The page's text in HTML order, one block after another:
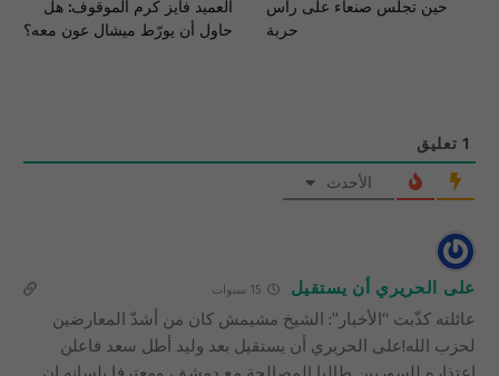
حين تجلس صنعاء على رأس
حربة
العميد فايز كرم الموقوف: هل
حاول أن يورّط ميشال عون معه؟
1 تعليق
الأحدث
على الحريري أن يستقيل 15 سنوات
عائلته كذّبت “الأخبار”: الشيخ مشيمش كان من أشدّ المعارضين
لحزب الله!على الحريري أن يستقيل بعد وليد أطل سعد فاعلن